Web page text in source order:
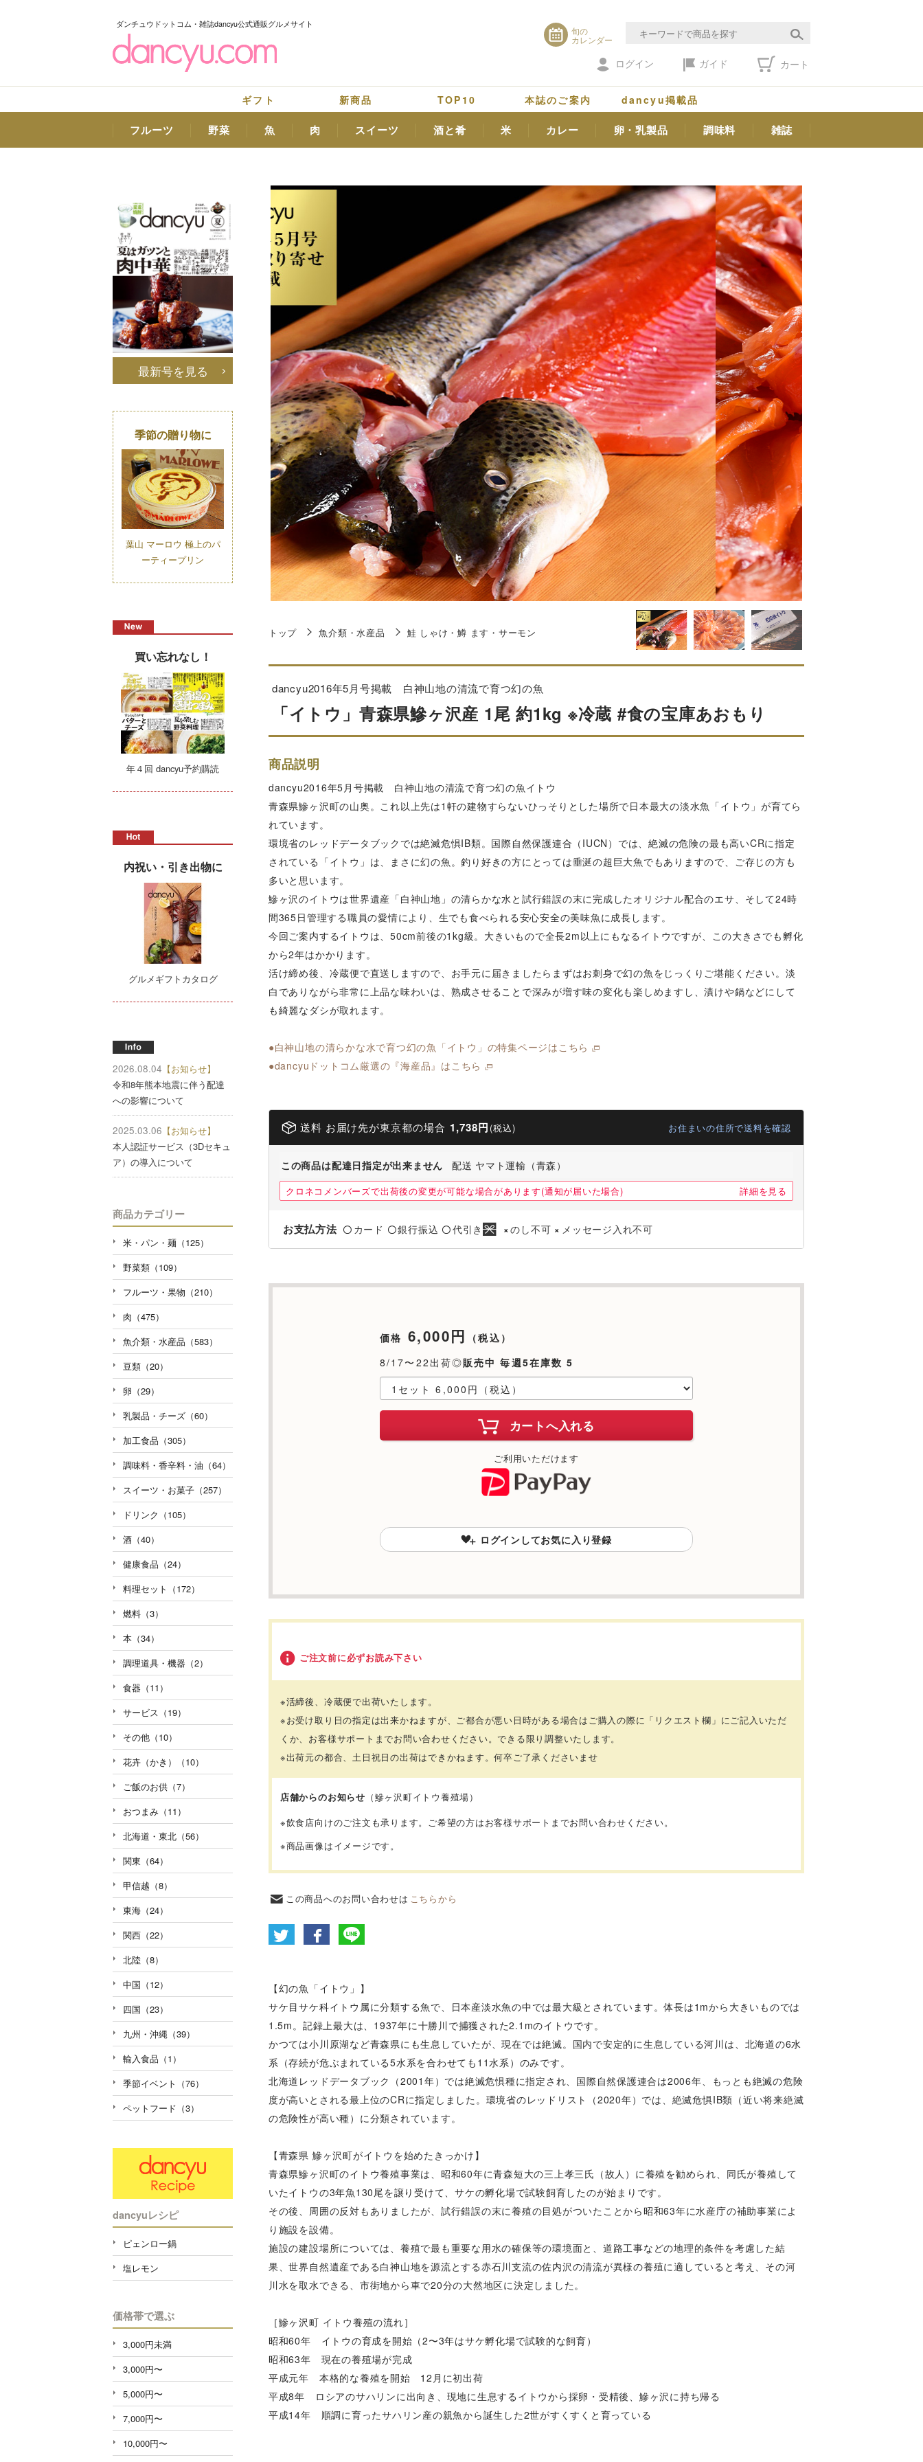
ダンチュウドットコム・雑誌dancyu公式通販グルメサイト
旬の
カレンダー
ログイン ガイド カート
ギフト 新商品 TOP10 本誌のご案内 dancyu掲載品
フルーツ 野菜 魚 肉 スイーツ 酒と肴 米 カレー 卵・乳製品 調味料 雑誌
トップ 魚介類・水産品 鮭 しゃけ・鱒 ます・サーモン
dancyu2016年5月号掲載 白神山地の清流で育つ幻の魚
「イトウ」青森県鰺ヶ沢産 1尾 約1kg ※冷蔵 #食の宝庫あおもり
商品説明
dancyu2016年5月号掲載 白神山地の清流で育つ幻の魚イトウ
青森県鰺ヶ沢町の山奥。これ以上先は1軒の建物すらないひっそりとした場所で日本最大の淡水魚「イトウ」が育てら
れています。
環境省のレッドデータブックでは絶滅危惧IB類。国際自然保護連合（IUCN）では、絶滅の危険の最も高いCRに指定
されている「イトウ」は、まさに幻の魚。釣り好きの方にとっては垂涎の超巨大魚でもありますので、ご存じの方も
多いと思います。
鰺ヶ沢のイトウは世界遺産「白神山地」の清らかな水と試行錯誤の末に完成したオリジナル配合のエサ、そして24時
間365日管理する職員の愛情により、生でも食べられる安心安全の美味魚に成長します。
今回ご案内するイトウは、50cm前後の1kg級。大きいもので全長2m以上にもなるイトウですが、この大きさでも孵化
から2年はかかります。
活け締め後、冷蔵便で直送しますので、お手元に届きましたらまずはお刺身で幻の魚をじっくりご堪能ください。淡
白でありながら非常に上品な味わいは、熟成させることで深みが増す味の変化も楽しめますし、漬けや鍋などにして
も綺麗なダシが取れます。
●白神山地の清らかな水で育つ幻の魚「イトウ」の特集ページはこちら
●dancyuドットコム厳選の『海産品』はこちら
送料 お届け先が東京都の場合 1,738円 (税込) お住まいの住所で送料を確認
この商品は配達日指定が出来ません 配送 ヤマト運輸（青森）
クロネコメンバーズで出荷後の変更が可能な場合があります(通知が届いた場合) 詳細を見る
お支払方法 〇 カード 〇銀行振込 〇代引き × のし不可 × メッセージ入れ不可
価格 6,000円
（税込）
8/17〜22出荷◎販売中 毎週5在庫数 5
カートへ入れる
ご利用いただけます
ログインしてお気に入り登録
ご注文前に必ずお読み下さい
※活締後、冷蔵便で出荷いたします。
※お受け取り日の指定は出来かねますが、ご都合が悪い日時がある場合はご購入の際に「リクエスト欄」にご記入いただ
くか、お客様サポートまでお問い合わせください。できる限り調整いたします。
※出荷元の都合、土日祝日の出荷はできかねます。何卒ご了承くださいませ
店舗からのお知らせ （鰺ヶ沢町イトウ養殖場）
※飲食店向けのご注文も承ります。ご希望の方はお客様サポートまでお問い合わせください。
※商品画像はイメージです。
この商品へのお問い合わせは こちらから
【幻の魚「イトウ」】
サケ目サケ科イトウ属に分類する魚で、日本産淡水魚の中では最大級とされています。体長は1mから大きいものでは
1.5m。記録上最大は、1937年に十勝川で捕獲された2.1mのイトウです。
かつては小川原湖など青森県にも生息していたが、現在では絶滅。国内で安定的に生息している河川は、北海道の6水
系（存続が危ぶまれている5水系を合わせても11水系）のみです。
北海道レッドデータブック（2001年）では絶滅危惧種に指定され、国際自然保護連合は2006年、もっとも絶滅の危険
度が高いとされる最上位のCRに指定しました。環境省のレッドリスト（2020年）では、絶滅危惧IB類（近い将来絶滅
の危険性が高い種）に分類されています。
【青森県 鰺ヶ沢町がイトウを始めたきっかけ】
青森県鰺ヶ沢町のイトウ養殖事業は、昭和60年に青森短大の三上孝三氏（故人）に養殖を勧められ、同氏が養殖して
いたイトウの3年魚130尾を譲り受けて、サケの孵化場で試験飼育したのが始まりです。
その後、周囲の反対もありましたが、試行錯誤の末に養殖の目処がついたことから昭和63年に水産庁の補助事業によ
り施設を設備。
施設の建設場所については、養殖で最も重要な用水の確保等の環境面と、道路工事などの地理的条件を考慮した結
果、世界自然遺産である白神山地を源流とする赤石川支流の佐内沢の清流が異様の養殖に適していると考え、その河
川水を取水できる、市街地から車で20分の大然地区に決定しました。
［鰺ヶ沢町 イトウ養殖の流れ］
昭和60年 イトウの育成を開始（2〜3年はサケ孵化場で試験的な飼育）
昭和63年 現在の養殖場が完成
平成元年 本格的な養殖を開始 12月に初出荷
平成8年 ロシアのサハリンに出向き、現地に生息するイトウから採卵・受精後、鰺ヶ沢に持ち帰る
平成14年 順調に育ったサハリン産の親魚から誕生した2世がすくすくと育っている
最新号を見る
季節の贈り物に
葉山 マーロウ 極上のパ
ーティープリン
買い忘れなし！
年４回 dancyu予約購読
内祝い・引き出物に
グルメギフトカタログ
2026.08.04 【お知らせ】
令和8年熊本地震に伴う配達
への影響について
2025.03.06 【お知らせ】
本人認証サービス（3Dセキュ
ア）の導入について
商品カテゴリー
米・パン・麺（125）
野菜類（109）
フルーツ・果物（210）
肉（475）
魚介類・水産品（583）
豆類（20）
卵（29）
乳製品・チーズ（60）
加工食品（305）
調味料・香辛料・油（64）
スイーツ・お菓子（257）
ドリンク（105）
酒（40）
健康食品（24）
料理セット（172）
燃料（3）
本（34）
調理道具・機器（2）
食器（11）
サービス（19）
その他（10）
花卉（かき）（10）
ご飯のお供（7）
おつまみ（11）
北海道・東北（56）
関東（64）
甲信越（8）
東海（24）
関西（22）
北陸（8）
中国（12）
四国（23）
九州・沖縄（39）
輸入食品（1）
季節イベント（76）
ペットフード（3）
dancyuレシピ
ピェンロー鍋
塩レモン
価格帯で選ぶ
3,000円未満
3,000円〜
5,000円〜
7,000円〜
10,000円〜